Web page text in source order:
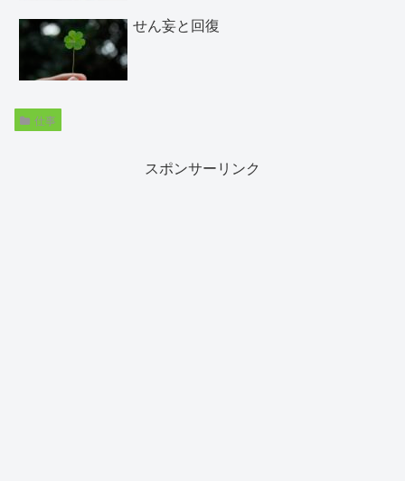
せん妄と回復
仕事
スポンサーリンク